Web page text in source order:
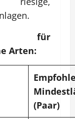
für
Arten:
(Paar)